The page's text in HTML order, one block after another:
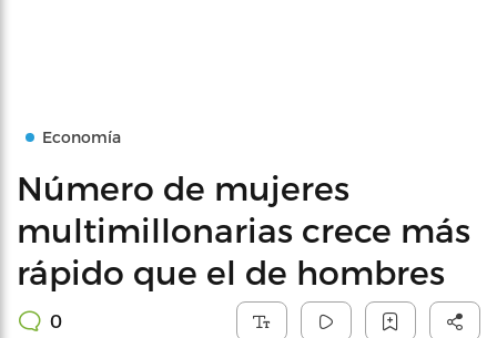
Economía
Número de mujeres
multimillonarias crece más
rápido que el de hombres
0